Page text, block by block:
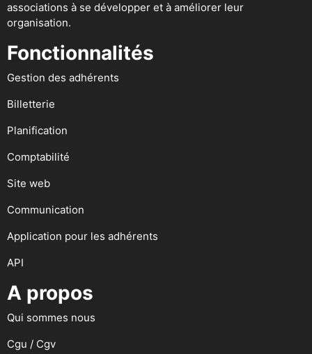
associations à se développer et à améliorer leur
organisation.
Fonctionnalités
Gestion des adhérents
Billetterie
Planification
Comptabilité
Site web
Communication
Application pour les adhérents
API
A propos
Qui sommes nous
Cgu / Cgv